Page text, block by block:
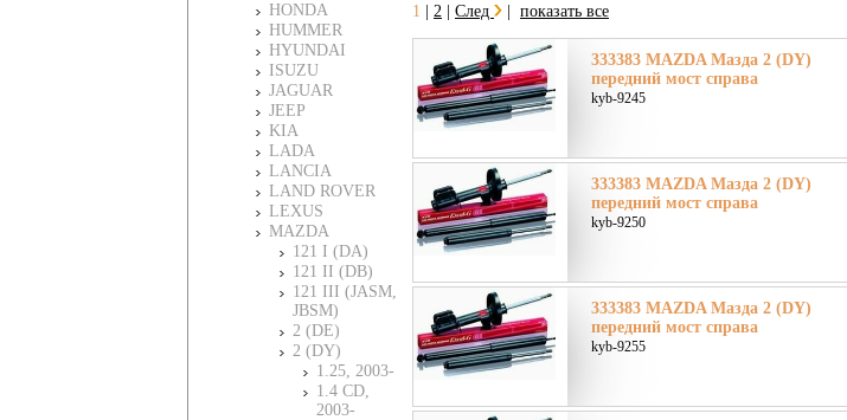
HONDA
HUMMER
HYUNDAI
ISUZU
JAGUAR
JEEP
KIA
LADA
LANCIA
LAND ROVER
LEXUS
MAZDA
121 I (DA)
121 II (DB)
121 III (JASM,
JBSM)
2 (DE)
2 (DY)
1.25, 2003-
1.4 CD,
2003-
1
2 След показать все
333383 MAZDA Мазда 2 (DY)
передний мост справа
kyb-9245
333383 MAZDA Мазда 2 (DY)
передний мост справа
kyb-9250
333383 MAZDA Мазда 2 (DY)
передний мост справа
kyb-9255